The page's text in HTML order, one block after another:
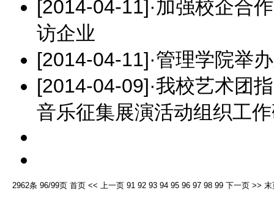
[2014-04-11] ·加强校企合
访企业
[2014-04-11]·管理学院举
[2014-04-09]·我校艺术团
音乐征集展演活动组织工
2962条 96/99页 首页 << 上一页 91 92 93 94 95 96 97 98 99 下一页 >> 末